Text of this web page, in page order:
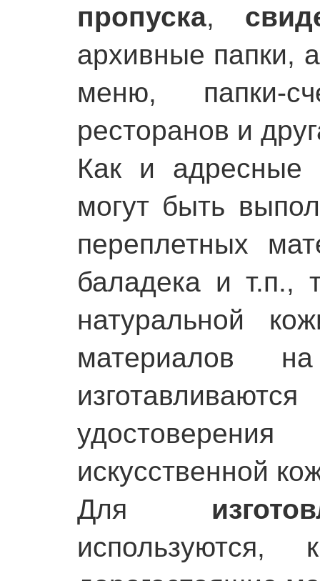
пропуска,
архивные папки,
меню,
ресторанов и
Как и
могут быть
переплетных
баладека и т.п.,
натуральной
материалов
искусственной
Для